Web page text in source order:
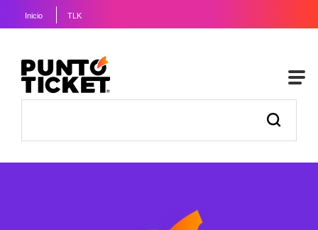
Inicio TLK